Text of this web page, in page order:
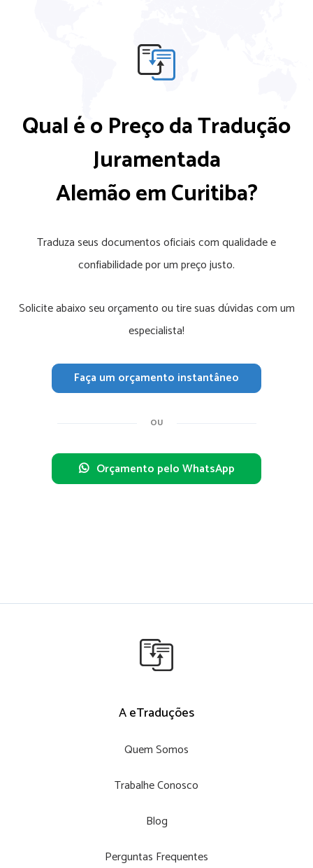
Qual é o Preço da Tradução
Juramentada
Alemão em Curitiba?
Traduza seus documentos oficiais com qualidade e
confiabilidade por um preço justo.
Solicite abaixo seu orçamento ou tire suas dúvidas com um
especialista!
Faça um orçamento instantâneo
OU
Orçamento pelo WhatsApp
A eTraduções
Quem Somos
Trabalhe Conosco
Blog
Perguntas Frequentes